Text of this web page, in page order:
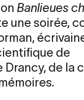
Banlieues
une soirée,
de
Drancy, de la